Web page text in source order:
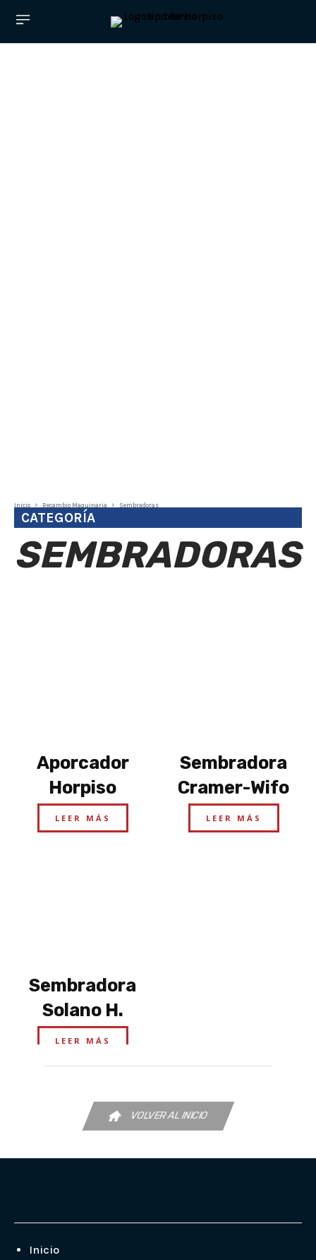
Inicio Recambio Maquinaria Sembradoras
CATEGORÍA
SEMBRADORAS
Aporcador
Horpiso
LEER MÁS
Sembradora
Cramer-Wifo
LEER MÁS
Sembradora
Solano H.
LEER MÁS
VOLVER AL INICIO
Inicio